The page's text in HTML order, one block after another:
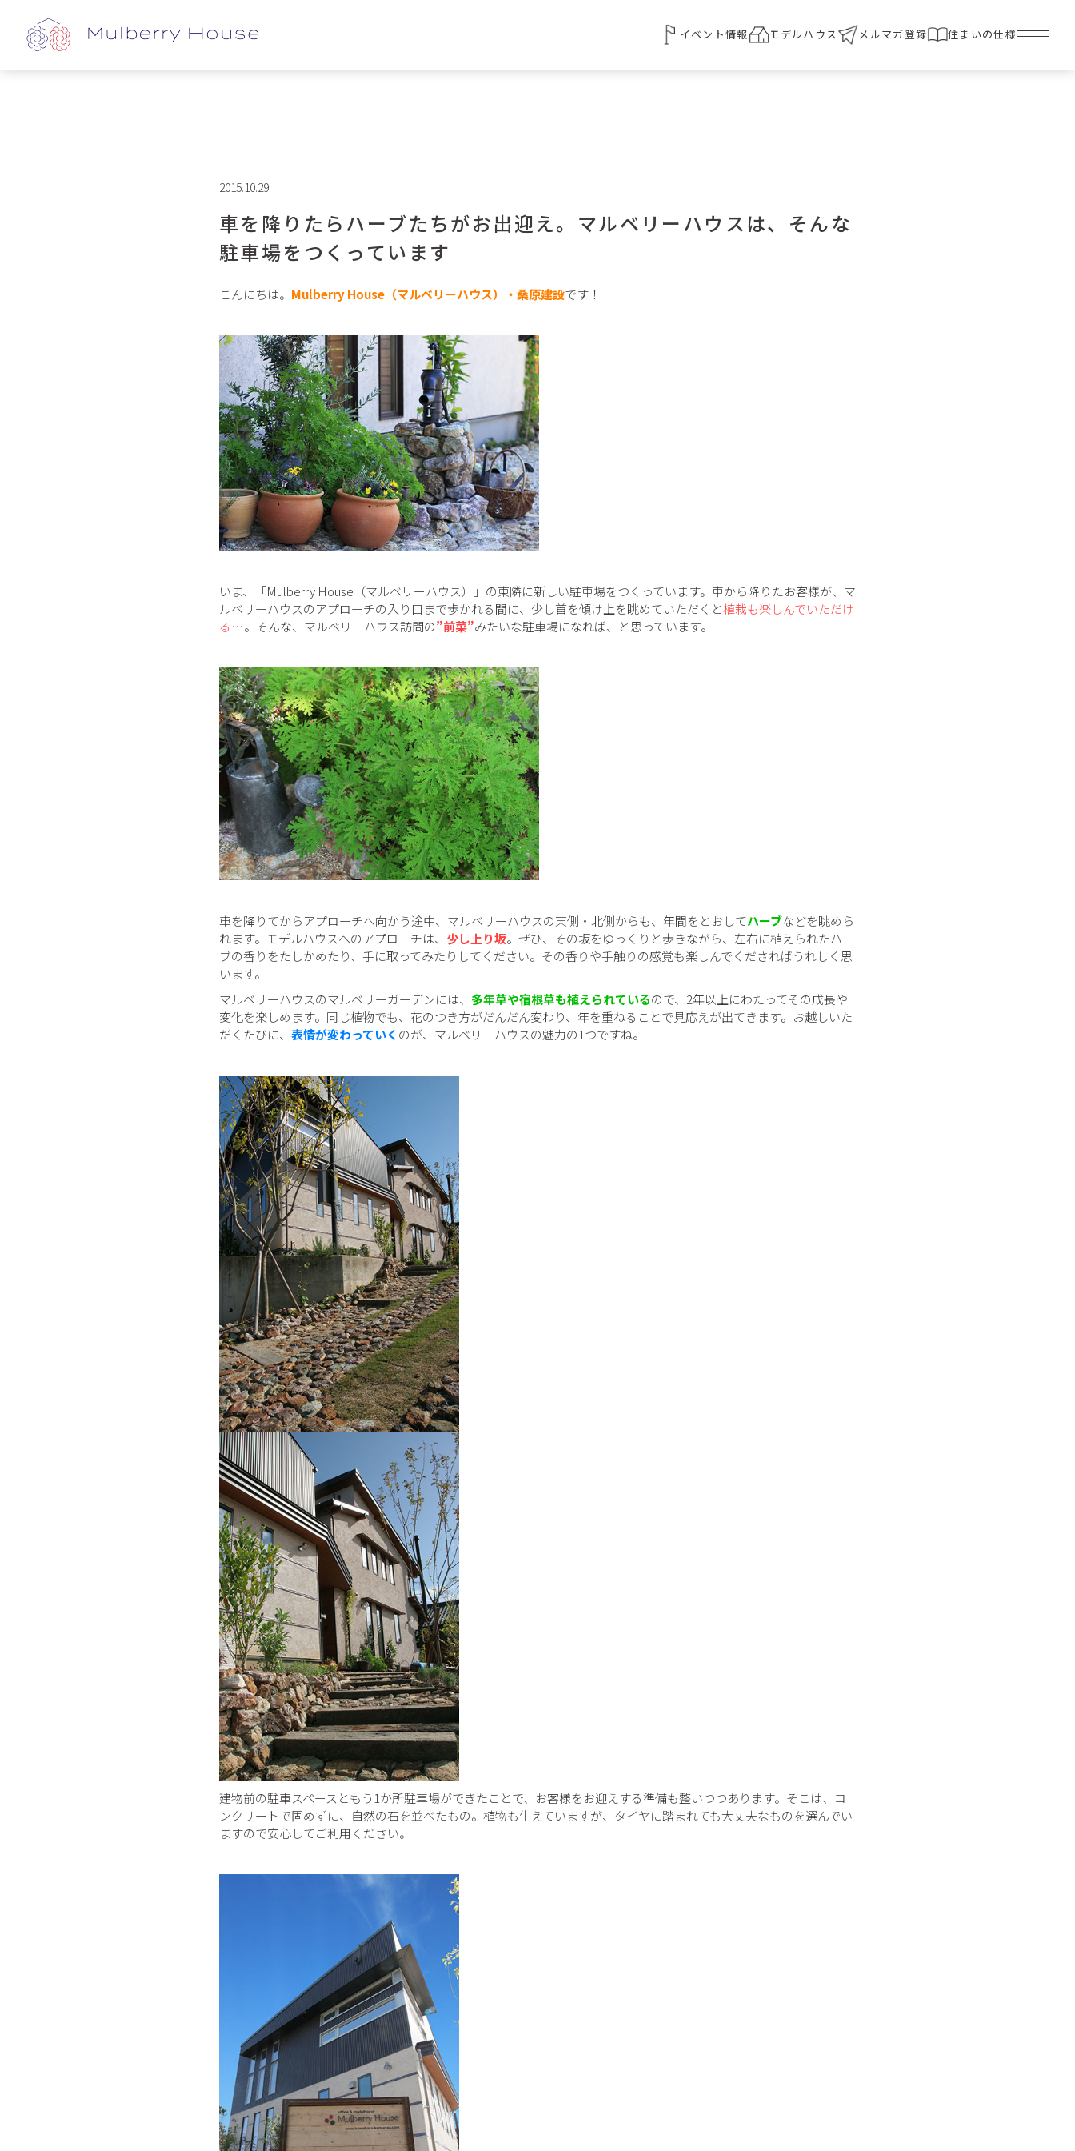
イベント情報 モデルハウス メルマガ登録 住まいの仕様
2015.10.29
車を降りたらハーブたちがお出迎え。マルベリーハウスは、そんな
駐車場をつくっています
こんにちは。 Mulberry House（マルベリーハウス）・桑原建設です！
いま、「Mulberry House（マルベリーハウス）」の東隣に新しい駐車場をつくっています。車から降りたお客様が、マ
ルベリーハウスのアプローチの入り口まで歩かれる間に、少し首を傾け上を眺めていただくと植栽も楽しんでいただけ
る…。そんな、マルベリーハウス訪問の”前菜”みたいな駐車場になれば、と思っています。
車を降りてからアプローチへ向かう途中、マルベリーハウスの東側・北側からも、年間をとおしてハーブなどを眺めら
れます。モデルハウスへのアプローチは、 少し上り坂。ぜひ、その坂をゆっくりと歩きながら、左右に植えられたハー
ブの香りをたしかめたり、手に取ってみたりしてください。その香りや手触りの感覚も楽しんでくださればうれしく思
います。
マルベリーハウスのマルベリーガーデンには、 多年草や宿根草も植えられているので、2年以上にわたってその成長や
変化を楽しめます。同じ植物でも、花のつき方がだんだん変わり、年を重ねることで見応えが出てきます。お越しいた
だくたびに、 表情が変わっていく のが、マルベリーハウスの魅力の1つですね。
建物前の駐車スペースともう1か所駐車場ができたことで、お客様をお迎えする準備も整いつつあります。そこは、コ
ンクリートで固めずに、自然の石を並べたもの。植物も生えていますが、タイヤに踏まれても大丈夫なものを選んでい
ますので安心してご利用ください。